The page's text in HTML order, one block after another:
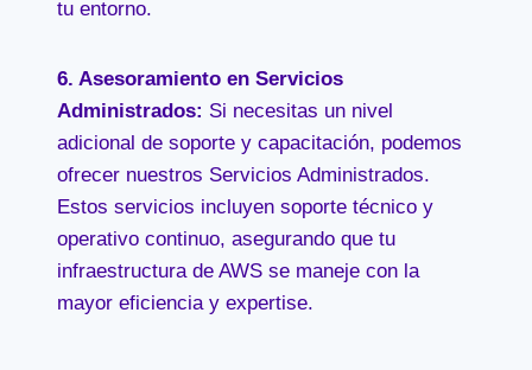
tu entorno.
6. Asesoramiento en Servicios
Administrados: Si necesitas un nivel
adicional de soporte y capacitación, podemos
ofrecer nuestros Servicios Administrados.
Estos servicios incluyen soporte técnico y
operativo continuo, asegurando que tu
infraestructura de AWS se maneje con la
mayor eficiencia y expertise.